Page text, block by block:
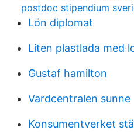
postdoc stipendium
Lön diplomat
Liten plastlada med
Gustaf hamilton
Vardcentralen sunne
Konsumentverket